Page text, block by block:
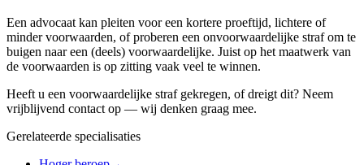
Een advocaat kan pleiten voor een kortere proeftijd, lichtere of
minder voorwaarden, of proberen een onvoorwaardelijke straf om te
buigen naar een (deels) voorwaardelijke. Juist op het maatwerk van
de voorwaarden is op zitting vaak veel te winnen.
Heeft u een voorwaardelijke straf gekregen, of dreigt dit? Neem
vrijblijvend contact op — wij denken graag mee.
Gerelateerde specialisaties